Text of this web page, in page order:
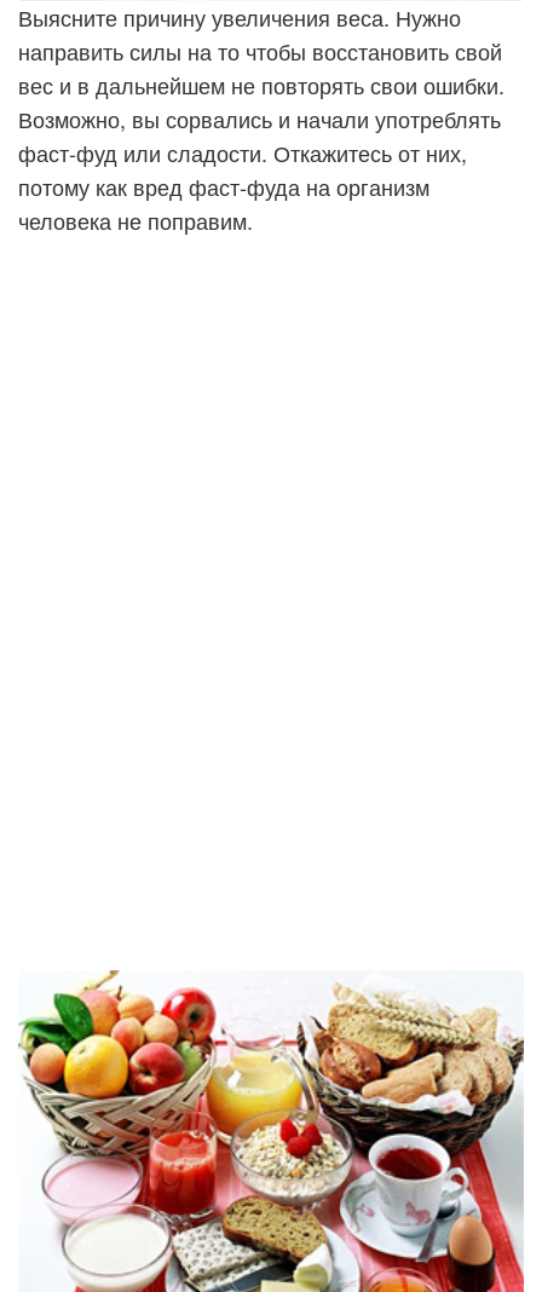
Выясните причину увеличения веса. Нужно
направить силы на то чтобы восстановить свой
вес и в дальнейшем не повторять свои ошибки.
Возможно, вы сорвались и начали употреблять
фаст-фуд или сладости. Откажитесь от них,
потому как вред фаст-фуда на организм
человека не поправим.